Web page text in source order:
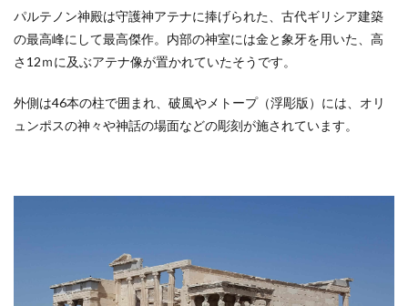
パルテノン神殿は守護神アテナに捧げられた、古代ギリシア建築
の最高峰にして最高傑作。内部の神室には金と象牙を用いた、高
さ12ｍに及ぶアテナ像が置かれていたそうです。
外側は46本の柱で囲まれ、破風やメトープ（浮彫版）には、オリ
ュンポスの神々や神話の場面などの彫刻が施されています。